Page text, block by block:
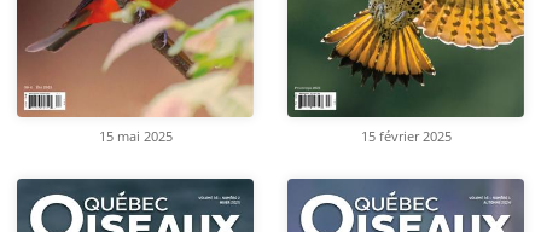
15 mai 2025 15 février 2025